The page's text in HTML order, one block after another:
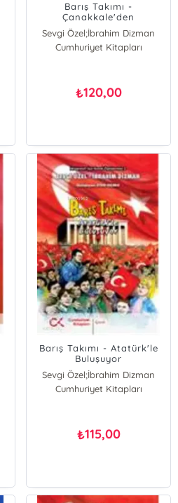
Barış Takımı -
Çanakkale'den
Gelibolu'ya Geçiyor
Sevgi Özel;İbrahim Dizman
İbrahim Dizman
Cumhuriyet Kitapları
₺120,00
Barış Takımı - Atatürk'le
Buluşuyor
Sevgi Özel;İbrahim Dizman
İbrahim Dizman
Cumhuriyet Kitapları
₺115,00